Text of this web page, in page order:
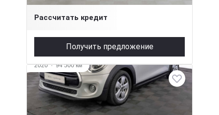
Рассчитать кредит
Получить предложение
2020·94 500 км
MINI Hatch
1.5 л (136 л.с.), Робот, бензин, передний
1 845 000 ₽